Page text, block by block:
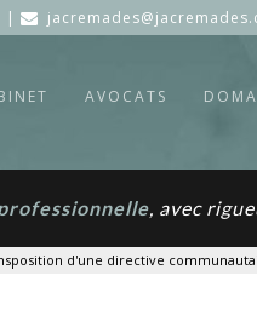
|
AVOCATS
, avec
d'une directive